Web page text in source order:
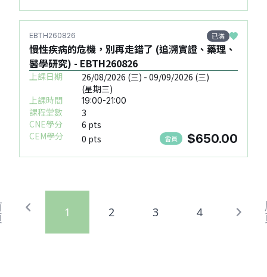
EBTH260826 已滿
慢性疾病的危機，別再走錯了 (追溯實證、藥理、
醫學研究) - EBTH260826
上課日期
26/08/2026 (三) - 09/09/2026 (三)
(星期三)
上課時間
19:00-21:00
課程堂數
3
CNE學分
6 pts
CEM學分
0 pts 會員 $650.00
1 2 3 4